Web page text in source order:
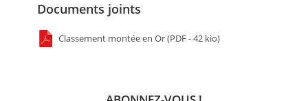
Documents joints
Classement montée en Or (PDF - 42 kio)